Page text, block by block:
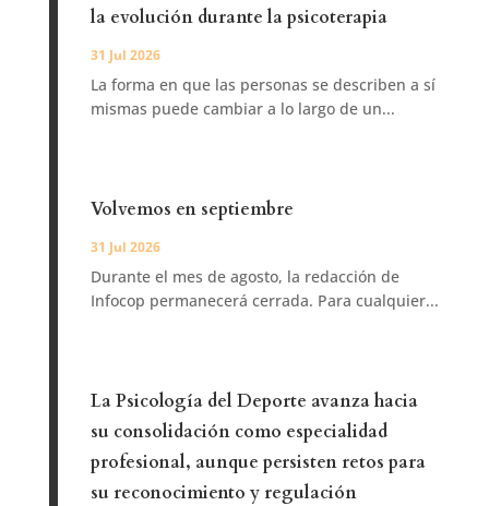
la evolución durante la psicoterapia
31 Jul 2026
La forma en que las personas se describen a sí
mismas puede cambiar a lo largo de un...
Volvemos en septiembre
31 Jul 2026
Durante el mes de agosto, la redacción de
Infocop permanecerá cerrada. Para cualquier...
La Psicología del Deporte avanza hacia
su consolidación como especialidad
profesional, aunque persisten retos para
su reconocimiento y regulación